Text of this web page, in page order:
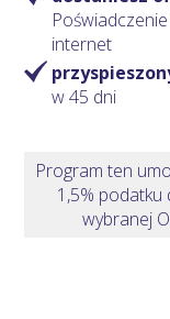
internet
w 45 dni
Program ten
1,5%
wybranej